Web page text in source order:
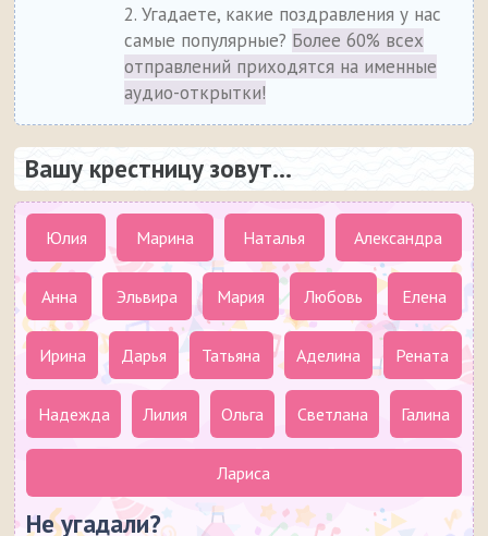
2. Угадаете, какие поздравления у нас
самые популярные? Более 60% всех
отправлений приходятся на именные
аудио-открытки!
Вашу крестницу зовут...
Юлия Марина Наталья Александра
Анна Эльвира Мария Любовь Елена
Ирина Дарья Татьяна Аделина Рената
Надежда Лилия Ольга Светлана Галина
Лариса
Не угадали?